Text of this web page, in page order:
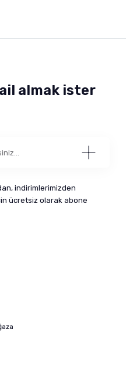
almak ister
indirimlerimizden
ücretsiz olarak abone